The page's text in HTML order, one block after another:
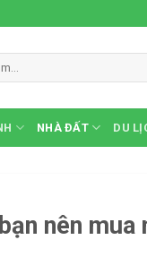
NHÀ ĐẤT DU
nên mua